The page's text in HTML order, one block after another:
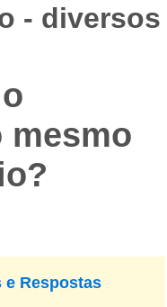
- diversos
mesmo
e Respostas